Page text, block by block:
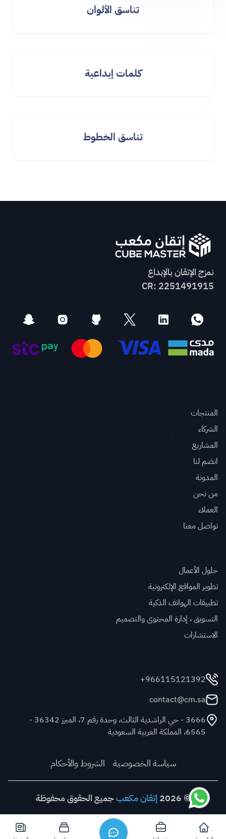
تناسق الألوان
كلمات إبداعية
تناسق الخطوط
نمزج الإتقان بالإبداع
CR: 2251491915
المنتجات
الشركاء
المشاريع
انضم لنا
المدونة
من نحن
العملاء
تواصل معنا
حلول الأعمال
تطوير المواقع الإلكترونية
تطبيقات الهواتف الذكية
التسويق ، إدارة المحتوى والتصميم
الاستشارات
966115121392+
contact@cm.sa
3666 - حي الراشدية الثالث، وحدة رقم 7، المبرز 36342 -
6565، المملكة العربية السعودية
سياسة الخصوصية الشروط والأحكام
© 2026 إتقان مكعبجميع الحقوق محفوظة